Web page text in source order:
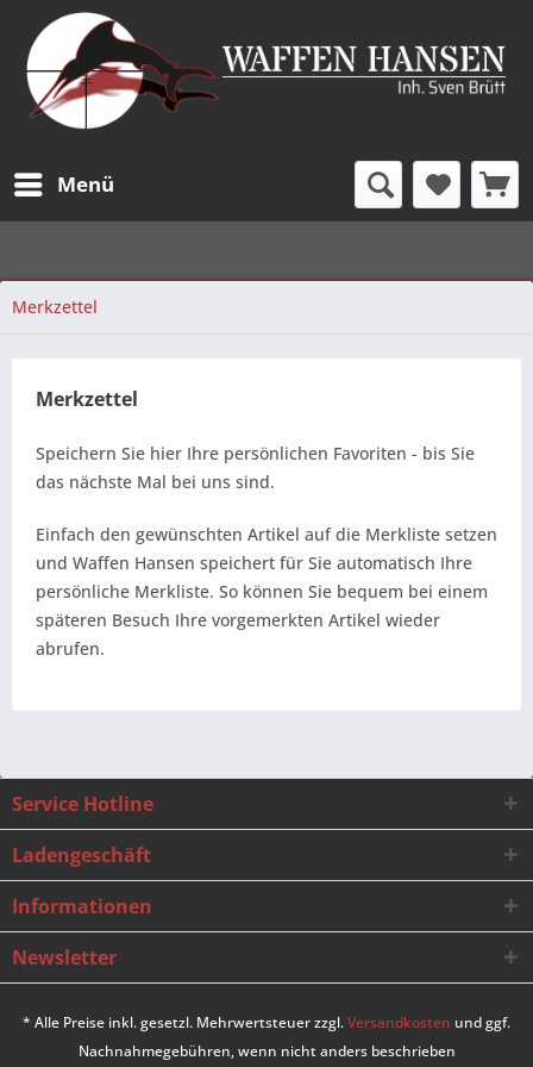
Menü
Merkzettel
Merkzettel
Speichern Sie hier Ihre persönlichen Favoriten - bis Sie
das nächste Mal bei uns sind.
Einfach den gewünschten Artikel auf die Merkliste setzen
und Waffen Hansen speichert für Sie automatisch Ihre
persönliche Merkliste. So können Sie bequem bei einem
späteren Besuch Ihre vorgemerkten Artikel wieder
abrufen.
Service Hotline
Ladengeschäft
Informationen
Newsletter
* Alle Preise inkl. gesetzl. Mehrwertsteuer zzgl.Versandkosten und ggf.
Nachnahmegebühren, wenn nicht anders beschrieben